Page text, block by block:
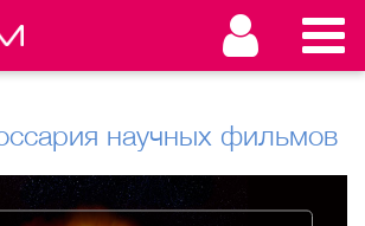
научных фильмов